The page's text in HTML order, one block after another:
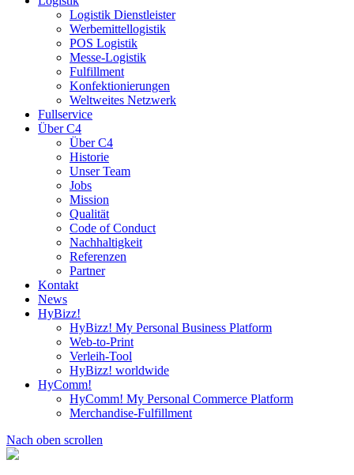
Logistik Dienstleister
Werbemittellogistik
POS Logistik
Messe-Logistik
Fulfillment
Konfektionierungen
Weltweites Netzwerk
Fullservice
Über C4
Über C4
Historie
Unser Team
Jobs
Mission
Qualität
Code of Conduct
Nachhaltigkeit
Referenzen
Partner
Kontakt
News
HyBizz!
HyBizz! My Personal Business Platform
Web-to-Print
Verleih-Tool
HyBizz! worldwide
HyComm!
HyComm! My Personal Commerce Platform
Merchandise-Fulfillment
Nach oben scrollen